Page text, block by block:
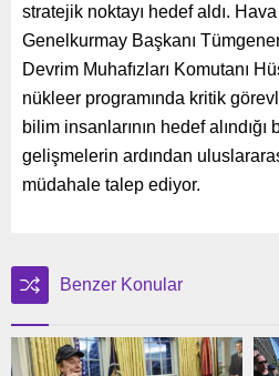
stratejik noktayı hedef aldı. Hava
Genelkurmay Başkanı
Devrim Muhafızları Komutanı
nükleer programında kritik
bilim insanlarının hedef
gelişmelerin ardından
müdahale talep ediyor.
Benzer Konular